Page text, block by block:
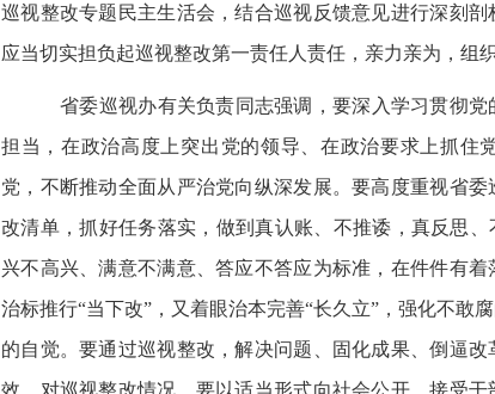
巡视整改专题民主生活会，结合巡视反馈意见进行深刻
应当切实担负起巡视整改第一责任人责任，亲力亲为，组
省委巡视办有关负责同志强调，要深入学习贯彻
担当，在政治高度上突出党的领导、在政治要求上抓住
党，不断推动全面从严治党向纵深发展。要高度重视省
改清单，抓好任务落实，做到真认账、不推诿，真反思
兴不高兴、满意不满意、答应不答应为标准，在件件有
治标推行“当下改”，又着眼治本完善“长久立”，强化不敢
的自觉。要通过巡视整改，解决问题、固化成果、倒逼
效。对巡视整改情况，要以适当形式向社会公开，接受